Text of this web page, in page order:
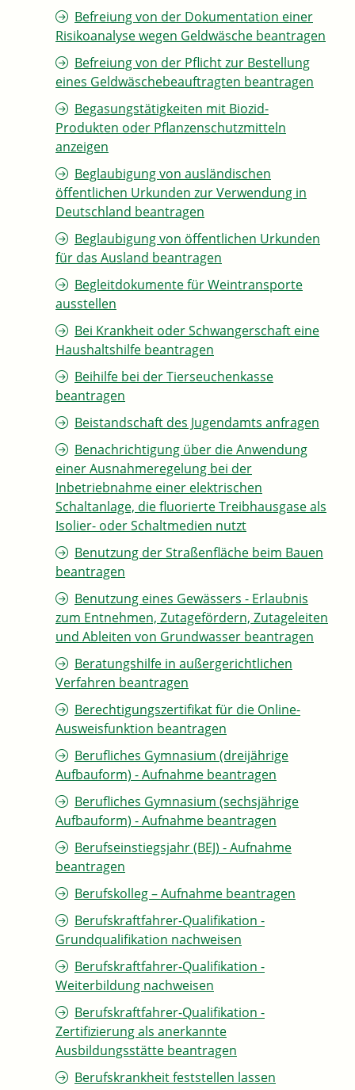
Befreiung von der Dokumentation einer
Risikoanalyse wegen Geldwäsche beantragen
Befreiung von der Pflicht zur Bestellung
eines Geldwäschebeauftragten beantragen
Begasungstätigkeiten mit Biozid-
Produkten oder Pflanzenschutzmitteln
anzeigen
Beglaubigung von ausländischen
öffentlichen Urkunden zur Verwendung in
Deutschland beantragen
Beglaubigung von öffentlichen Urkunden
für das Ausland beantragen
Begleitdokumente für Weintransporte
ausstellen
Bei Krankheit oder Schwangerschaft eine
Haushaltshilfe beantragen
Beihilfe bei der Tierseuchenkasse
beantragen
Beistandschaft des Jugendamts anfragen
Benachrichtigung über die Anwendung
einer Ausnahmeregelung bei der
Inbetriebnahme einer elektrischen
Schaltanlage, die fluorierte Treibhausgase als
Isolier- oder Schaltmedien nutzt
Benutzung der Straßenfläche beim Bauen
beantragen
Benutzung eines Gewässers - Erlaubnis
zum Entnehmen, Zutagefördern, Zutageleiten
und Ableiten von Grundwasser beantragen
Beratungshilfe in außergerichtlichen
Verfahren beantragen
Berechtigungszertifikat für die Online-
Ausweisfunktion beantragen
Berufliches Gymnasium (dreijährige
Aufbauform) - Aufnahme beantragen
Berufliches Gymnasium (sechsjährige
Aufbauform) - Aufnahme beantragen
Berufseinstiegsjahr (BEJ) - Aufnahme
beantragen
Berufskolleg – Aufnahme beantragen
Berufskraftfahrer-Qualifikation -
Grundqualifikation nachweisen
Berufskraftfahrer-Qualifikation -
Weiterbildung nachweisen
Berufskraftfahrer-Qualifikation -
Zertifizierung als anerkannte
Ausbildungsstätte beantragen
Berufskrankheit feststellen lassen